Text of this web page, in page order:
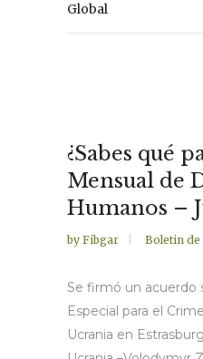
Global
¿Sabes qué
Mensual de
Humanos –
by Fibgar Boletin
Se firmó un acuerdo
Especial para el
Ucrania en